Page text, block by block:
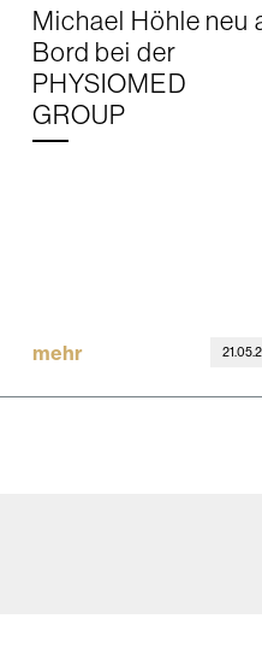
Michael Höhle neu
Bord bei der
PHYSIOMED
GROUP
mehr